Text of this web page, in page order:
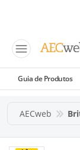
Guia de Produtos
AECweb